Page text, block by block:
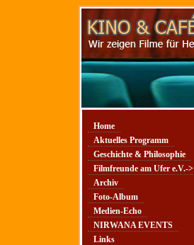
Home
Aktuelles Programm
Geschichte & Philosophie
Filmfreunde am Ufer e.V.->
Archiv
Foto-Album
Medien-Echo
NIRWANA EVENTS
Links